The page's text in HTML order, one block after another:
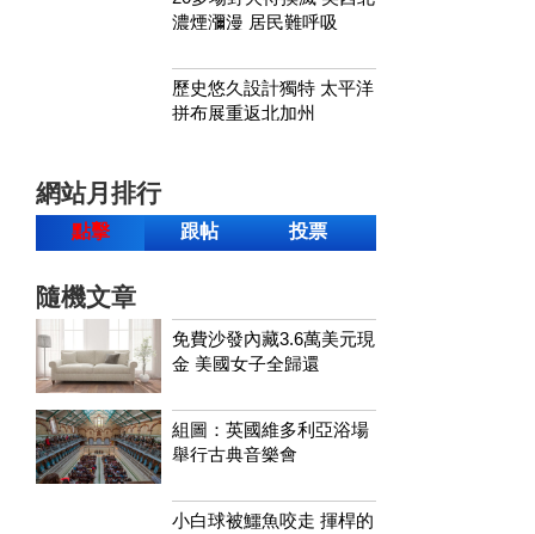
濃煙瀰漫 居民難呼吸
歷史悠久設計獨特 太平洋
拼布展重返北加州
網站月排行
點擊 跟帖 投票
隨機文章
免費沙發內藏3.6萬美元現
金 美國女子全歸還
組圖：英國維多利亞浴場
舉行古典音樂會
小白球被鱷魚咬走 揮桿的